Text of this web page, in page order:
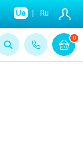
0
Ua | Ru